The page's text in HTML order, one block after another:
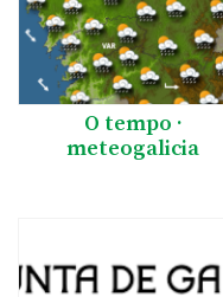
O tempo ·
meteogalicia